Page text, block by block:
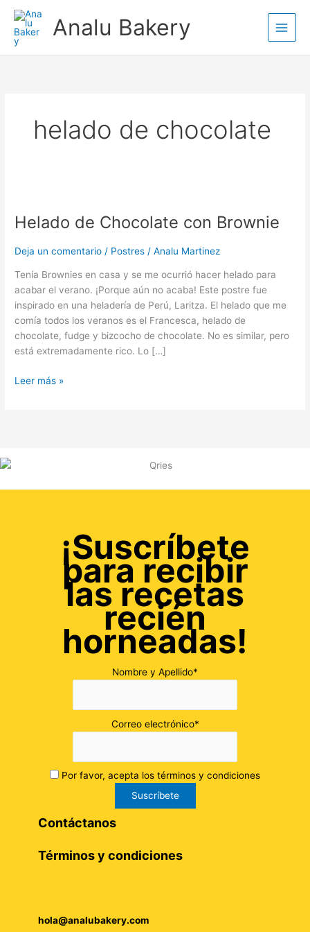
contenido
Analu Bakery
helado de chocolate
Helado de Chocolate con Brownie
Deja un comentario / Postres /Analu Martinez
Tenía Brownies en casa y se me ocurrió hacer helado para
acabar el verano. ¡Porque aún no acaba! Este postre fue
inspirado en una heladería de Perú, Laritza. El helado que me
comía todos los veranos es el Francesca, helado de
chocolate, fudge y bizcocho de chocolate. No es similar, pero
está extremadamente rico. Lo […]
Chocolate
Brownie
Leer más »
¡Suscríbete
para recibir
las recetas
recién
horneadas!
Nombre y Apellido*
Correo electrónico*
Por favor, acepta los términos y condiciones
Contáctanos
Términos y condiciones
hola@analubakery.com